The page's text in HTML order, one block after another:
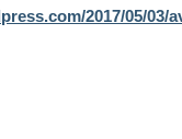
2017/05/03/